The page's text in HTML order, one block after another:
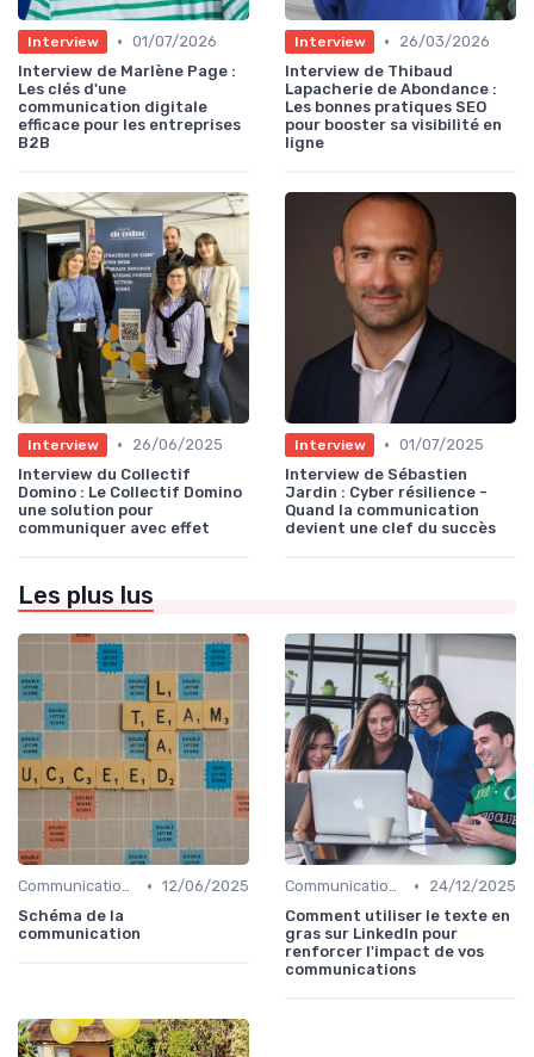
Interview • 01/07/2026
Interview de Marlène Page :
Les clés d'une
communication digitale
efficace pour les entreprises
B2B
Interview •
26/03/2026
Interview de Thibaud
Lapacherie de Abondance :
Les bonnes pratiques SEO
pour booster sa visibilité en
ligne
Interview •
26/06/2025
Interview du Collectif
Domino : Le Collectif Domino
une solution pour
communiquer avec effet
Interview • 01/07/2025
Interview de Sébastien
Jardin : Cyber résilience -
Quand la communication
devient une clef du succès
Les plus lus
Communication digitale & omnicanale • 12/06/2025
Schéma de la
communication
Communication digitale & omnicanale •
24/12/2025
Comment utiliser le texte en
gras sur LinkedIn pour
renforcer l'impact de vos
communications